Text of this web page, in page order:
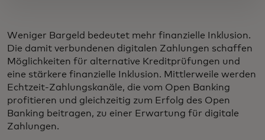
Weniger Bargeld bedeutet mehr finanzielle Inklusion.
Die damit verbundenen digitalen Zahlungen schaffen
Möglichkeiten für alternative Kreditprüfungen und
eine stärkere finanzielle Inklusion. Mittlerweile werden
Echtzeit-Zahlungskanäle, die vom Open Banking
profitieren und gleichzeitig zum Erfolg des Open
Banking beitragen, zu einer Erwartung für digitale
Zahlungen.